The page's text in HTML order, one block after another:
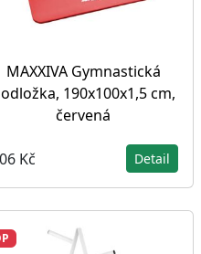
MAXXIVA Gymnastická
190x100x1,5 cm,
červená
Kč Detail